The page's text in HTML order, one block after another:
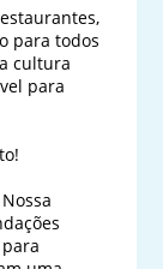
para todos
cultura
para